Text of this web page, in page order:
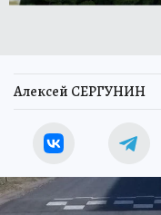
Алексей СЕРГУНИН